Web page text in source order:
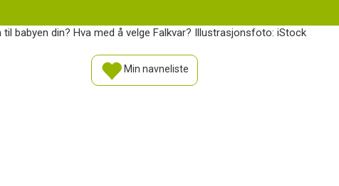
babyen din? Hva med å velge Falkvar? Illustrasjonsfoto: iStock
Min navneliste